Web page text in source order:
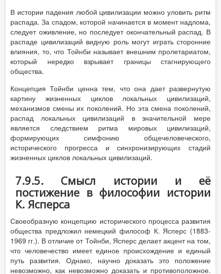
В истории падения любой цивилизации можно уловить ритм
распада. За спадом, которой начинается в момент надлома,
следует оживление, но последует окончательный распад. В
распаде цивилизаций видную роль могут играть сторонние
влияния, то, что Тойнби называет внешним пролетариатом,
который нередко взрывает границы стагнирующего
общества.
Концепция Тойнби ценна тем, что она дает развернутую
картину жизненных циклов локальных цивилизаций,
механизмов смены их поколений. Но эта смена поколений,
распад локальных цивилизаций в значительной мере
является следствием ритма мировых цивилизаций,
формирующих симфонию общечеловеческого,
исторического прогресса и синхронизирующих стадий
жизненных циклов локальных цивилизаций.
7.9.5. Смысл истории и её
постижение в философии истории
К. Ясперса
Своеобразную концепцию исторического процесса развития
общества предложил немецкий философ К. Ясперс (1883-
1969 гг.). В отличие от Тойнби, Ясперс делает акцент на том,
что человечество имеет единое происхождение и единый
путь развития. Однако, научно доказать это положение
невозможно, как невозможно доказать и противоположное.